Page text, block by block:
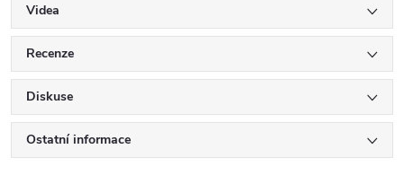
Videa
Recenze
Diskuse
Ostatní informace